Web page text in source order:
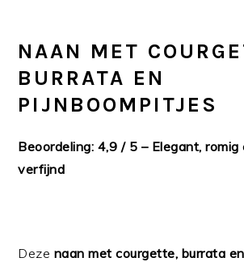
NAAN MET
BURRATA EN
PIJNBOOMPITJES
Beoordeling: 4,9 / 5 – Elegant,
verfijnd
Deze naan met courgette, burrata